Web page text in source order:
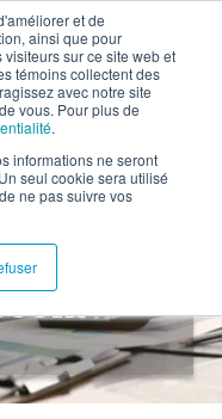
et de
ainsi que pour
sur ce site web et
témoins collectent des
avec notre site
vous. Pour plus de
.
informations ne seront
seul cookie sera utilisé
ne pas suivre vos
à